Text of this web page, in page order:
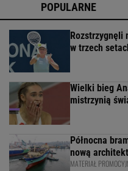
POPULARNE
Rozstrzygnęli
w trzech
Wielki bieg
mistrzynią
Północna
nową
MATERIAŁ